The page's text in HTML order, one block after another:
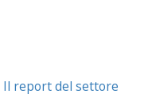
Il report del settore